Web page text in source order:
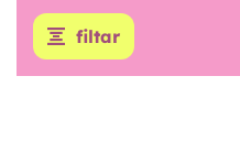
filtar